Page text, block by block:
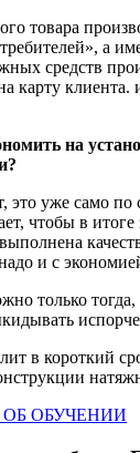
товара
а
средств
карту клиента.
на
это уже само по
чтобы в
и с
только
в короткий
ОБУЧЕНИИ